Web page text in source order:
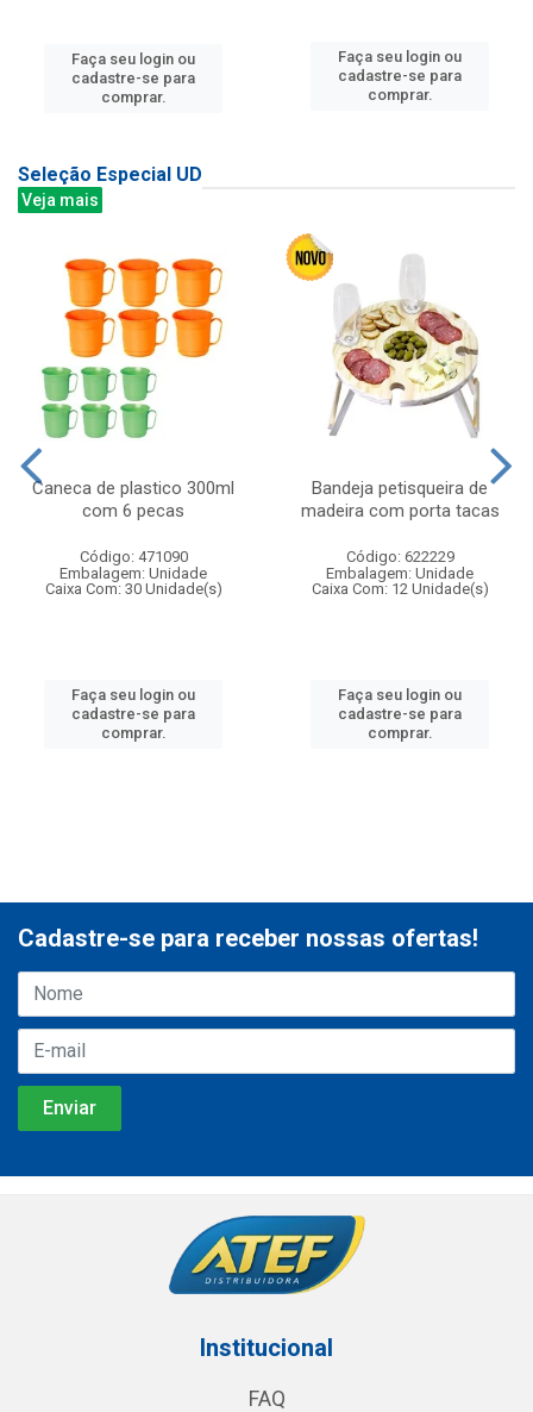
Faça seu login ou
cadastre-se para
comprar.
Faça seu login ou
cadastre-se para
comprar.
Seleção Especial UD
Veja mais
Caneca de plastico 300ml
com 6 pecas
Código: 471090
Embalagem: Unidade
Caixa Com: 30 Unidade(s)
Faça seu login ou
cadastre-se para
comprar.
Bandeja petisqueira de
madeira com porta tacas
Código: 622229
Embalagem: Unidade
Caixa Com: 12 Unidade(s)
Faça seu login ou
cadastre-se para
comprar.
Cadastre-se para receber nossas ofertas!
Institucional
FAQ